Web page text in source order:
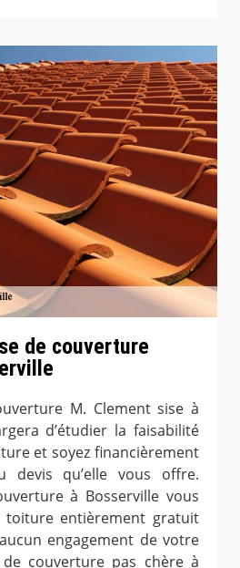
de couverture
M. Clement sise à
d’étudier la faisabilité
et soyez financièrement
devis qu’elle vous offre.
à Bosserville vous
toiture entièrement gratuit
engagement de votre
de couverture pas chère à